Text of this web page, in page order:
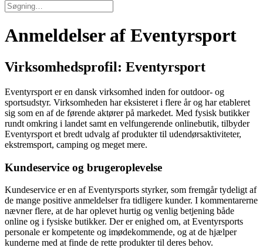
Anmeldelser af Eventyrsport
Virksomhedsprofil: Eventyrsport
Eventyrsport er en dansk virksomhed inden for outdoor- og
sportsudstyr. Virksomheden har eksisteret i flere år og har etableret
sig som en af de førende aktører på markedet. Med fysisk butikker
rundt omkring i landet samt en velfungerende onlinebutik, tilbyder
Eventyrsport et bredt udvalg af produkter til udendørsaktiviteter,
ekstremsport, camping og meget mere.
Kundeservice og brugeroplevelse
Kundeservice er en af Eventyrsports styrker, som fremgår tydeligt af
de mange positive anmeldelser fra tidligere kunder. I kommentarerne
nævner flere, at de har oplevet hurtig og venlig betjening både
online og i fysiske butikker. Der er enighed om, at Eventyrsports
personale er kompetente og imødekommende, og at de hjælper
kunderne med at finde de rette produkter til deres behov.